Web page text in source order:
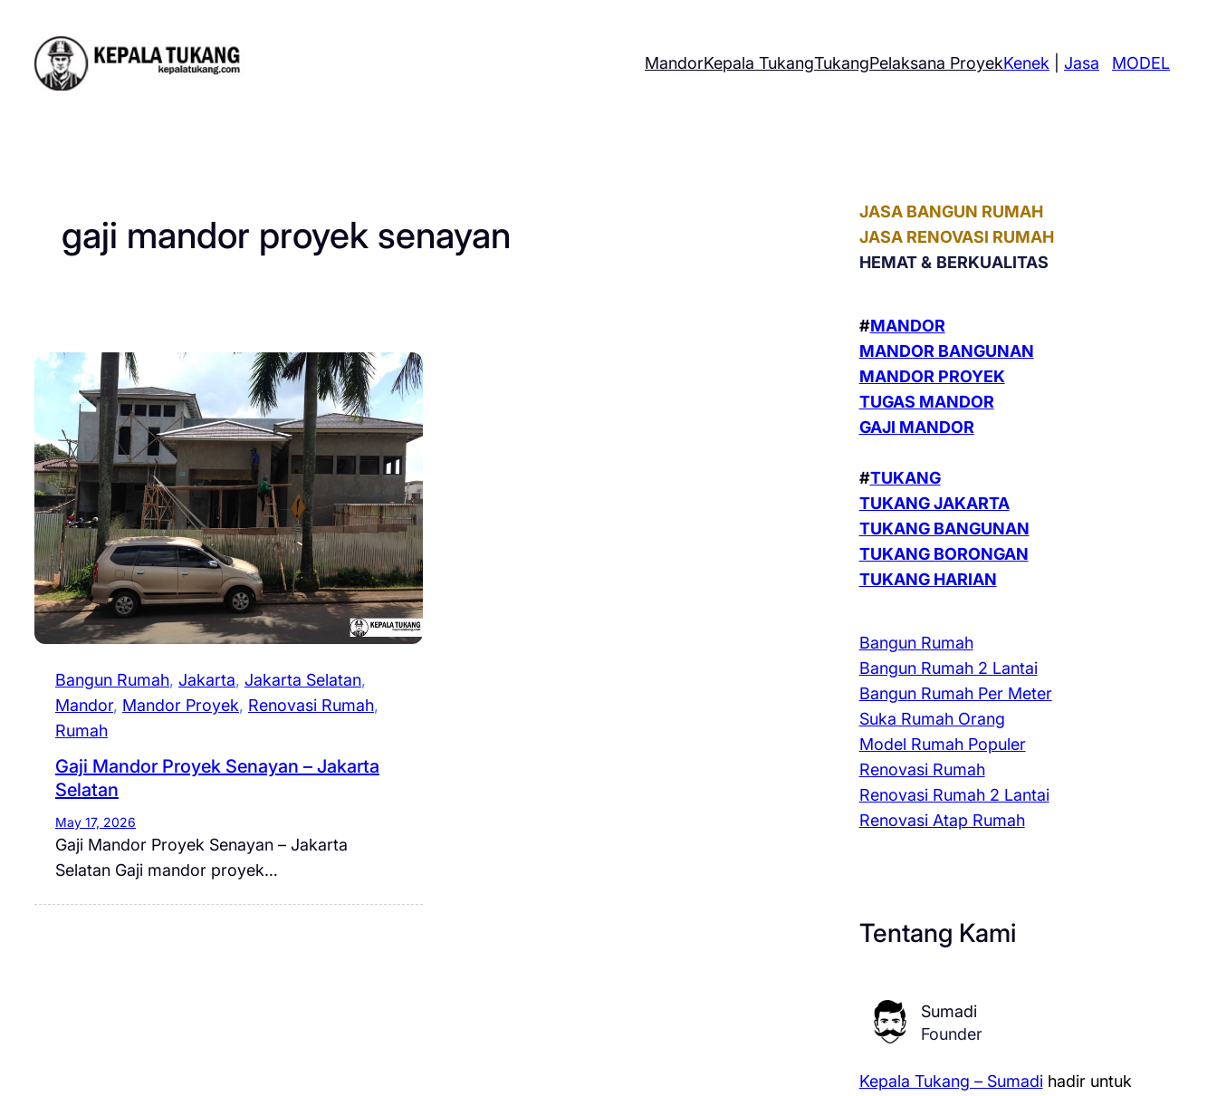
content
MandorKepala TukangTukangPelaksana ProyekKenek |Jasa MODEL
gaji mandor proyek senayan
Bangun Rumah, Jakarta, Jakarta Selatan
Mandor, Mandor Proyek, Renovasi Rumah
Rumah
Gaji Mandor Proyek Senayan – Jakarta
Selatan
May 17, 2026
Gaji Mandor Proyek Senayan – Jakarta
Selatan Gaji mandor proyek…
JASA BANGUN RUMAH
JASA RENOVASI RUMAH
HEMAT & BERKUALITAS
#MANDOR
MANDOR BANGUNAN
MANDOR PROYEK
TUGAS MANDOR
GAJI MANDOR
#TUKANG
TUKANG JAKARTA
TUKANG BANGUNAN
TUKANG BORONGAN
TUKANG HARIAN
Bangun Rumah
Bangun Rumah 2 Lantai
Bangun Rumah Per Meter
Suka Rumah Orang
Model Rumah Populer
Renovasi Rumah
Renovasi Rumah 2 Lantai
Renovasi Atap Rumah
Tentang Kami
Sumadi
Founder
Kepala Tukang – Sumadihadir untuk